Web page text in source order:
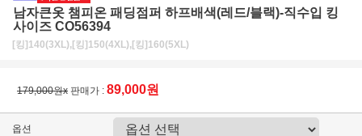
남자큰옷 챔피온 패딩점퍼 하프배색(레드/블랙)-직수입 킹
사이즈 CO56394
[킹]140(3XL),[킹]150(4XL),[킹]160(5XL)
179,000원x 판매가 : 89,000원
옵션